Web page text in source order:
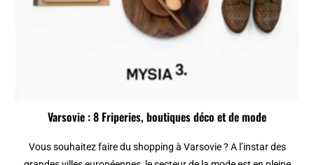
Varsovie : 8 Friperies, boutiques déco et de mode
Vous souhaitez faire du shopping à Varsovie ? A l’instar des